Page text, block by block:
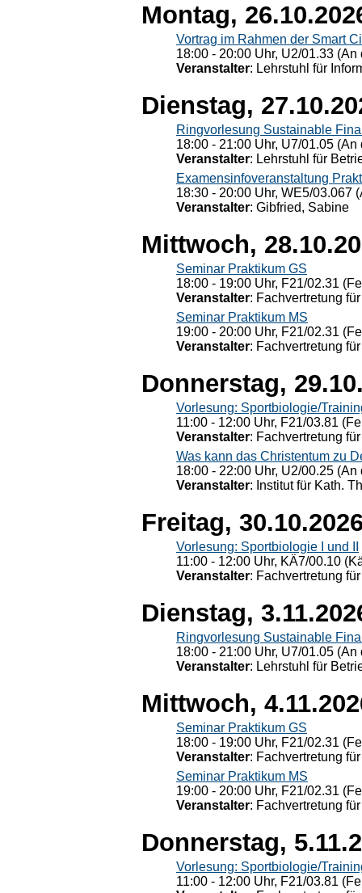
Montag,
Vortrag im Rahmen der Smart
18:00 - 20:00 Uhr, U2/01.33
Veranstalter: Lehrstuhl für
Dienstag,
Ringvorlesung Sustainable
18:00 - 21:00 Uhr, U7/01.05
Veranstalter: Lehrstuhl für
Examensinfoveranstaltung
18:30 - 20:00 Uhr, WE5/03.067
Veranstalter: Gibfried, Sabine
Mittwoch,
Seminar Praktikum GS
18:00 - 19:00 Uhr, F21/02.31
Veranstalter: Fachvertretung
Seminar Praktikum MS
19:00 - 20:00 Uhr, F21/02.31
Veranstalter: Fachvertretung
Donnerstag,
Vorlesung: Sportbiologie/
11:00 - 12:00 Uhr, F21/03.81
Veranstalter: Fachvertretung
Was kann das Christentum zu
18:00 - 22:00 Uhr, U2/00.25
Veranstalter: Institut für Kath.
Freitag,
Vorlesung: Sportbiologie I und II
11:00 - 12:00 Uhr, KÄ7/00.10
Veranstalter: Fachvertretung
Dienstag,
Ringvorlesung Sustainable
18:00 - 21:00 Uhr, U7/01.05
Veranstalter: Lehrstuhl für
Mittwoch,
Seminar Praktikum GS
18:00 - 19:00 Uhr, F21/02.31
Veranstalter: Fachvertretung
Seminar Praktikum MS
19:00 - 20:00 Uhr, F21/02.31
Veranstalter: Fachvertretung
Donnerstag,
Vorlesung: Sportbiologie/
11:00 - 12:00 Uhr, F21/03.81